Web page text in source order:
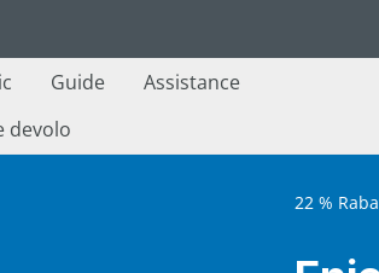
Guide
Assistance
devolo
22 %